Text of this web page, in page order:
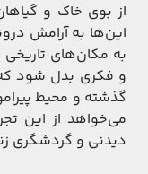
از بوی خاک و
این‌ها به آرامش
به مکان‌های
و فکری بدل شود که
گذشته و محیط
می‌خواهد از این
دیدنی و گردشگری